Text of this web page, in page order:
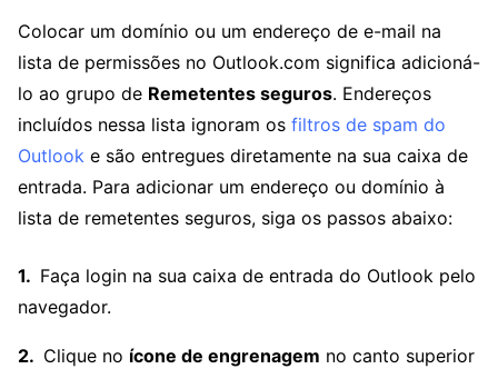
Colocar um domínio ou um endereço de e-mail na
lista de permissões no Outlook.com significa adicioná-
lo ao grupo de Remetentes seguros. Endereços
incluídos nessa lista ignoram os filtros de spam do
Outlook e são entregues diretamente na sua caixa de
entrada. Para adicionar um endereço ou domínio à
lista de remetentes seguros, siga os passos abaixo:
Faça login na sua caixa de entrada do Outlook pelo
navegador.
Clique no ícone de engrenagem no canto superior